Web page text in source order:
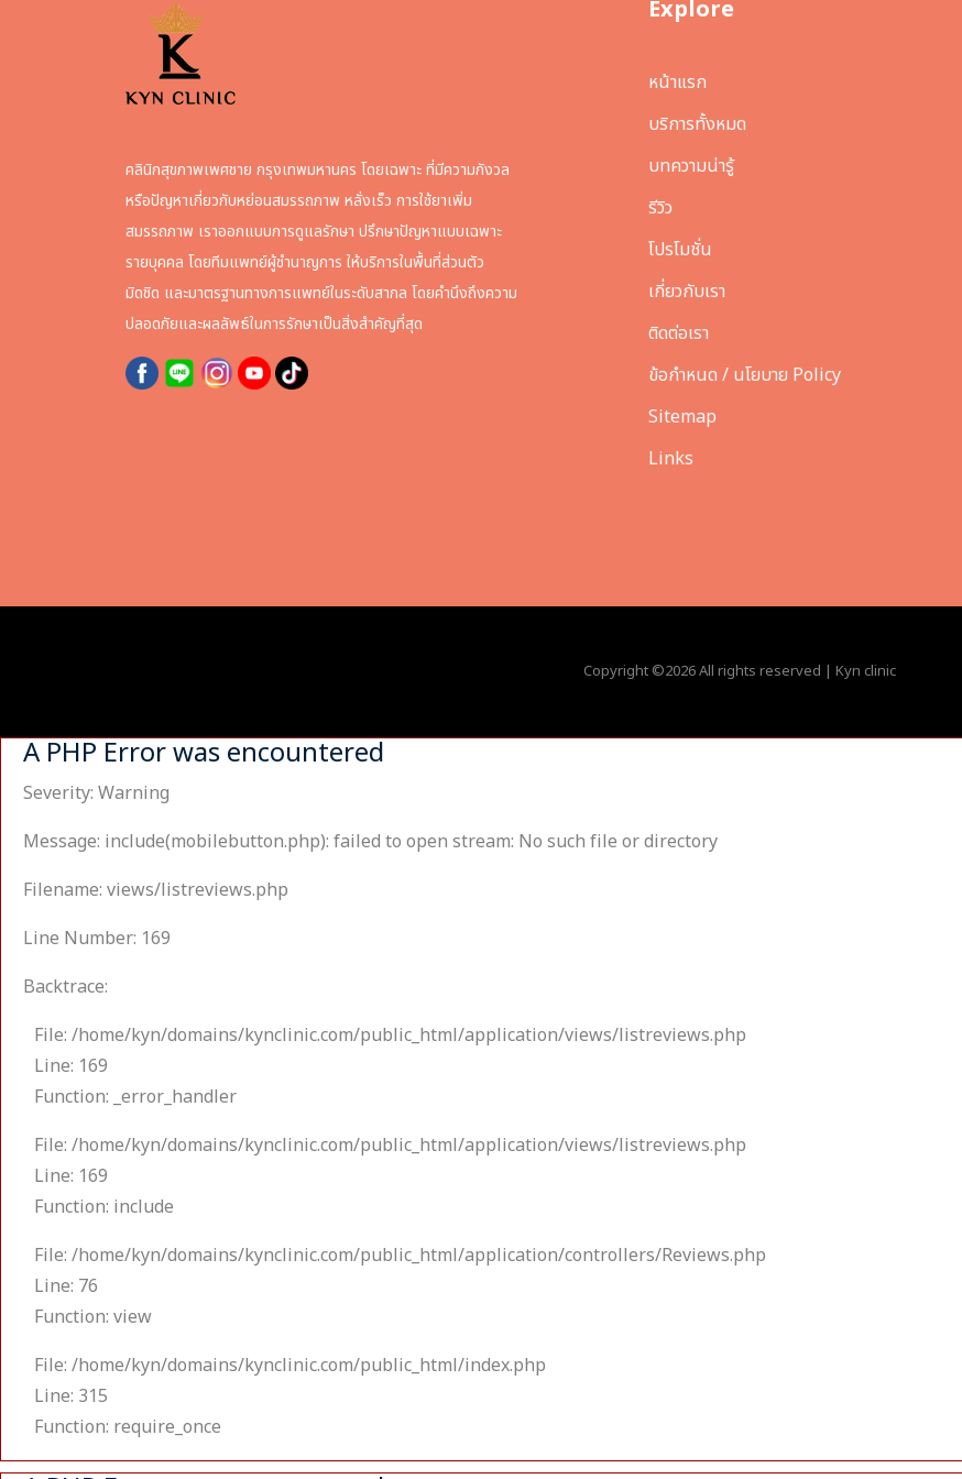
คลินิกสุขภาพเพศชาย กรุงเทพมหานคร โดยเฉพาะ ที่มีความกังวล
หรือปัญหาเกี่ยวกับหย่อนสมรรถภาพ หลั่งเร็ว การใช้ยาเพิ่ม
สมรรถภาพ เราออกแบบการดูแลรักษา ปรึกษาปัญหาแบบเฉพาะ
รายบุคคล โดยทีมแพทย์ผู้ชำนาญการ ให้บริการในพื้นที่ส่วนตัว
มิดชิด และมาตรฐานทางการแพทย์ในระดับสากล โดยคำนึงถึงความ
ปลอดภัยและผลลัพธ์ในการรักษาเป็นสิ่งสำคัญที่สุด
Explore
หน้าแรก
บริการทั้งหมด
บทความน่ารู้
รีวิว
โปรโมชั่น
เกี่ยวกับเรา
ติดต่อเรา
ข้อกำหนด / นโยบาย Policy
Sitemap
Links
Copyright ©2026 All rights reserved | Kyn clinic
A PHP Error was encountered
Severity: Warning
Message: include(mobilebutton.php): failed to open stream: No such file or directory
Filename: views/listreviews.php
Line Number: 169
Backtrace:
File: /home/kyn/domains/kynclinic.com/public_html/application/views/listreviews.php
Line: 169
Function: _error_handler
File: /home/kyn/domains/kynclinic.com/public_html/application/views/listreviews.php
Line: 169
Function: include
File: /home/kyn/domains/kynclinic.com/public_html/application/controllers/Reviews.php
Line: 76
Function: view
File: /home/kyn/domains/kynclinic.com/public_html/index.php
Line: 315
Function: require_once